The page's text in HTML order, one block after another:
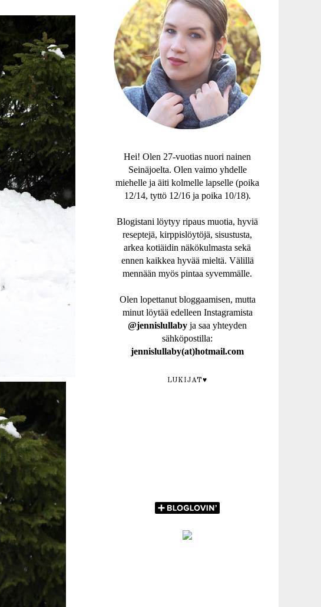
Hei! Olen 27-vuotias nuori nainen
Seinäjoelta. Olen vaimo yhdelle
miehelle ja äiti kolmelle lapselle (poika
12/14, tyttö 12/16 ja poika 10/18).
Blogistani löytyy ripaus muotia, hyviä
reseptejä, kirppislöytöjä, sisustusta,
arkea kotiäidin näkökulmasta sekä
ennen kaikkea hyvää mieltä. Välillä
mennään myös pintaa syvemmälle.
Olen lopettanut bloggaamisen, mutta
minut löytää edelleen Instagramista
@jennislullaby ja saa yhteyden
sähköpostilla:
jennislullaby(at)hotmail.com
LUKIJAT♥